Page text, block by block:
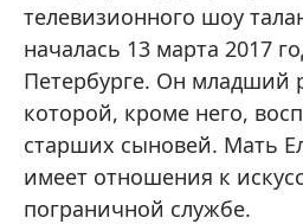
телевизионного шоу
началась 13 марта 2017
Петербурге. Он младший
которой, кроме него,
старших сыновей. Мать
имеет отношения к
пограничной службе.